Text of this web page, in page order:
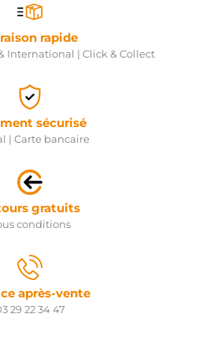
rapide
International | Click & Collect
sécurisé
| Carte bancaire
gratuits
conditions
après-vente
29 22 34 47